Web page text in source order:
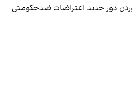
دور جدید اعتراضات ضدحکومتی